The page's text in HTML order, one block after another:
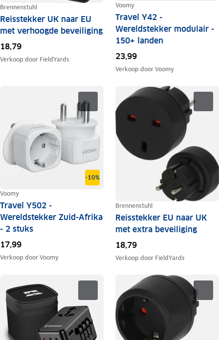
Brennenstuhl
Reisstekker UK naar EU
met verhoogde beveiliging
18,79
Verkoop door FieldYards
Voomy
Travel Y42 -
Wereldstekker modulair -
150+ landen
23,99
Verkoop doorVoomy
-10%
Voomy
Travel Y502 -
Wereldstekker Zuid-Afrika
- 2 stuks
17,99
Verkoop doorVoomy
Brennenstuhl
Reisstekker EU naar UK
met extra beveiliging
18,79
Verkoop door FieldYards